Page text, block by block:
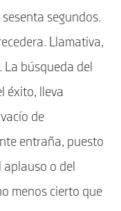
segundos.
Llamativa,
búsqueda del
éxito, lleva
de
entraña, puesto
aplauso o del
menos cierto que